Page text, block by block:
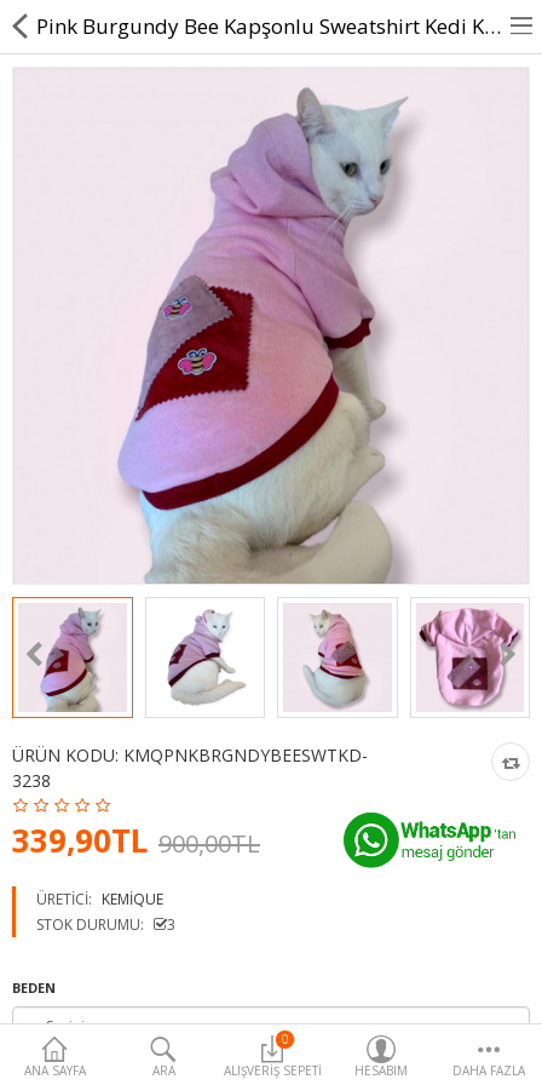
BEDEN YARDIMI
A. Listem (0)
ANA SAYFA ARA
0
ALIŞVERIŞ SEPETI
HESABIM DAHA FAZLA
Pink Burgundy Bee Kapşonlu Sweatshirt Kedi Kıyafeti
ÜRÜN KODU: KMQPNKBRGNDYBEESWTKD-
3238
339,90TL 900,00TL
ÜRETICI: KEMIQUE
STOK DURUMU:
3
BEDEN